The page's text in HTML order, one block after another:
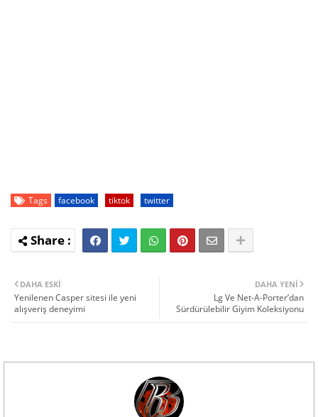
Tags facebook tiktok twitter
DAHA YENI
Lg Ve Net-A-Porter’dan
Sürdürülebilir Giyim Koleksiyonu
DAHA ESKI
Yenilenen Casper sitesi ile yeni
alışveriş deneyimi